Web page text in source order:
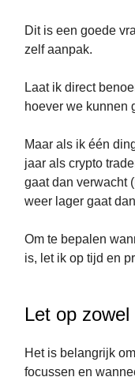
Dit is een goede
zelf aanpak.
Laat ik direct
hoever we kunnen
Maar als ik één
jaar als crypto
gaat dan verwacht
weer lager gaat
Om te bepalen
is, let ik op tijd en
Let op zowel
Het is belangrijk
focussen en